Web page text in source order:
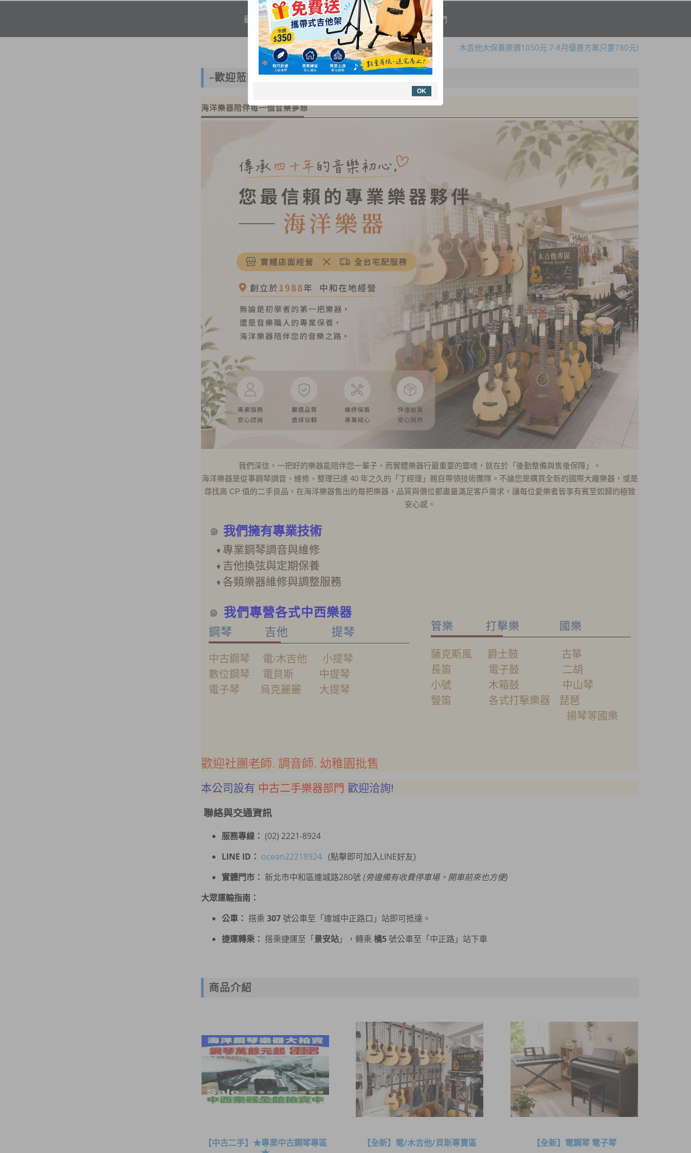
最新消息 商品分類 保養維修 關於我們 聯絡我們
全新二胡 本月優惠一律8折!
全新二胡 本月優惠一律8折!
暑假限定!購買指定款吉他免費送攜帶式吉他架!
專業鋼琴到府調音、保養服務~ 歡迎來電預約!
~歡迎蒞臨 海洋樂器~
海洋樂器陪伴每一個音樂夢想
我們深信，一把好的樂器能陪伴您一輩子，而實體樂器行最重要的靈魂，就在於「後勤整備與售後保障」。
海洋樂器是從事鋼琴調音、維修、整理已達 40 年之久的「丁經理」親自帶領技術團隊。不論您是購買全新的國際大廠樂器，或是
尋找高 CP 值的二手良品，在海洋樂器售出的每把樂器，品質與價位都盡量滿足客戶需求，讓每位愛樂者皆享有賓至如歸的極致
安心感。
๑ 我們擁有專業技術
♦ 專業鋼琴調音與維修
♦ 吉他換弦與定期保養
♦ 各類樂器維修與調整服務
๑ 我們專營各式中西樂器
鋼琴 吉他 提琴
中古鋼琴 電/木吉他 小提琴
數位鋼琴 電貝斯 中提琴
電子琴 烏克麗麗 大提琴
管樂 打擊樂 國樂
薩克斯風 爵士鼓 古箏
長笛 電子鼓 二胡
小號 木箱鼓 中山琴
豎笛 各式打擊樂器 琵琶
揚琴等國樂
歡迎社團老師. 調音師. 幼稚園批售
本公司設有 中古二手樂器部門 歡迎洽詢!
聯絡與交通資訊
服務專線： (02) 2221-8924
LINE ID： ocean22218924 (點擊即可加入LINE好友)
實體門市： 新北市中和區連城路280號(旁邊備有收費停車場，開車前來也方便)
大眾運輸指南：
公車： 搭乘307號公車至「連城中正路口」站即可抵達。
捷運轉乘： 搭乘捷運至「景安站」，轉乘橘5號公車至「中正路」站下車
商品介紹
【中古二手】★專業中古鋼琴專區
【全新】電/木吉他/貝斯專賣區 【全新】電鋼琴 電子琴
OK